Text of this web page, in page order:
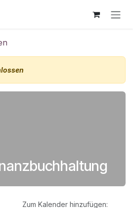
Zum Kalender hinzufügen: